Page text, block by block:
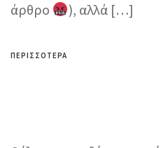
άρθρο
), αλλά […]
ΠΕΡΙΣΣΌΤΕΡΑ